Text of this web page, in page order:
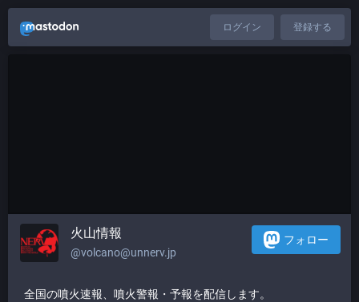
ログイン 登録する
火山情報
@volcano@unnerv.jp
フォロー
全国の噴火速報、噴火警報・予報を配信します。